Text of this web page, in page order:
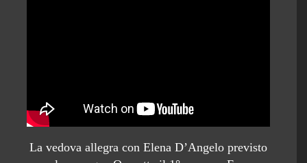
La vedova allegra con Elena D’Angelo previsto